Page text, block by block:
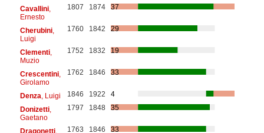
Cavallini,
Ernesto
1807 1874 37
Cherubini,
Luigi
1760 1842 29
Clementi,
Muzio
1752 1832 19
Crescentini,
Girolamo
1762 1846 33
Denza , Luigi 1846 1922
4
Donizetti,
Gaetano
1797 1848 35
Dragonetti,
1763 1846 33